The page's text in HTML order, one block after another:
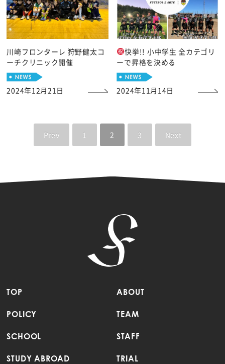
川崎フロンターレ 狩野健太コ
ーチクリニック開催
2024年12月21日
快挙!! 小中学生 全カテゴリ
ーで昇格を決める
2024年11月14日
Prev 1 2 3 Next
TOP ABOUT
POLICY TEAM
SCHOOL STAFF
STUDY ABROAD TRIAL